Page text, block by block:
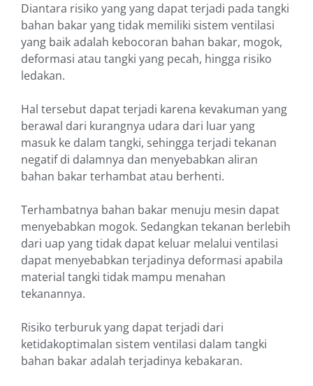
Diantara risiko yang yang dapat terjadi pada tangki
bahan bakar yang tidak memiliki sistem ventilasi
yang baik adalah kebocoran bahan bakar, mogok,
deformasi atau tangki yang pecah, hingga risiko
ledakan.
Hal tersebut dapat terjadi karena kevakuman yang
berawal dari kurangnya udara dari luar yang
masuk ke dalam tangki, sehingga terjadi tekanan
negatif di dalamnya dan menyebabkan aliran
bahan bakar terhambat atau berhenti.
Terhambatnya bahan bakar menuju mesin dapat
menyebabkan mogok. Sedangkan tekanan berlebih
dari uap yang tidak dapat keluar melalui ventilasi
dapat menyebabkan terjadinya deformasi apabila
material tangki tidak mampu menahan
tekanannya.
Risiko terburuk yang dapat terjadi dari
ketidakoptimalan sistem ventilasi dalam tangki
bahan bakar adalah terjadinya kebakaran.